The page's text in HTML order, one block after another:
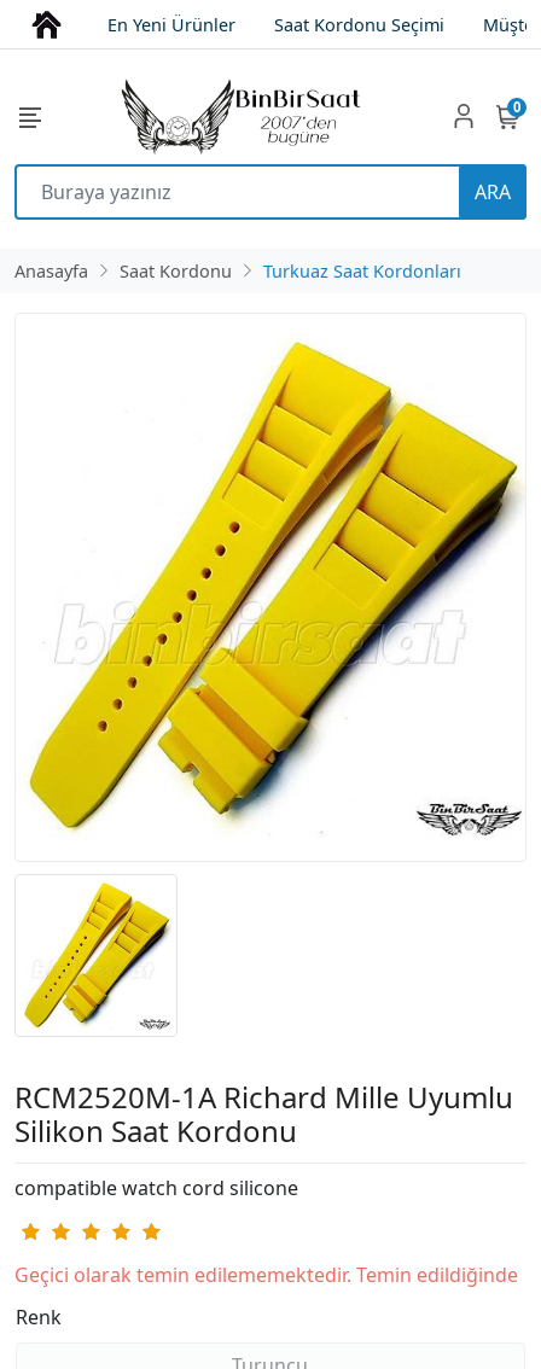
En Yeni Ürünler Saat Kordonu Seçimi
ARA
0
Anasayfa Saat Kordonu Turkuaz Saat Kordonları
RCM2520M-1A Richard Mille Uyumlu
Silikon Saat Kordonu
compatible watch cord silicone
Geçici olarak temin edilememektedir. Temin edildiğinde
Renk